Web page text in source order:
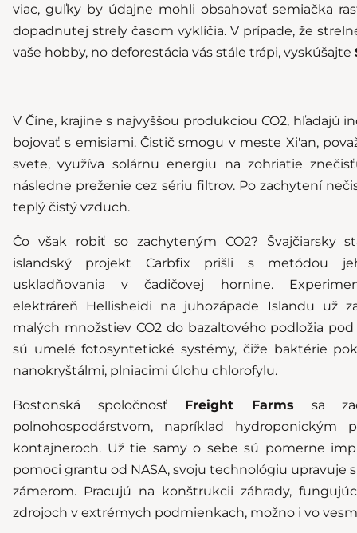
viac, guľky by údajne mohli obsahovať semiačka
dopadnutej strely časom vyklíčia. V prípade, že
vaše hobby, no deforestácia vás stále trápi, vyskúšajte
V Číne, krajine s najvyššou produkciou CO2, hľadajú
bojovať s emisiami. Čistič smogu v meste Xi'an,
svete, využíva solárnu energiu na zohriatie
následne preženie cez sériu filtrov. Po zachytení
teplý čistý vzduch.
Čo však robiť so zachyteným CO2? Švajčiarsky
islandský projekt Carbfix prišli s metódou
uskladňovania v čadičovej hornine.
elektráreň Hellisheidi na juhozápade Islandu už
malých množstiev CO2 do bazaltového podložia
sú umelé fotosyntetické systémy, čiže baktérie
nanokryštálmi, plniacimi úlohu chlorofylu.
Bostonská spoločnosť Freight Farms sa
poľnohospodárstvom, napríklad hydroponickým
kontajneroch. Už tie samy o sebe sú pomerne
pomoci grantu od NASA, svoju technológiu upravuje
zámerom. Pracujú na konštrukcii záhrady,
zdrojoch v extrémych podmienkach, možno i vo